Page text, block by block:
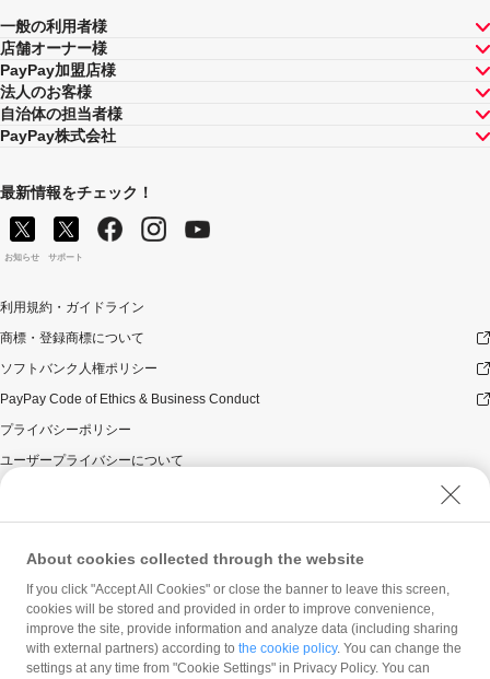
一般の利用者様
店舗オーナー様
PayPay加盟店様
法人のお客様
自治体の担当者様
PayPay株式会社
最新情報をチェック！
お知らせ サポート
利用規約・ガイドライン
商標・登録商標について
ソフトバンク人権ポリシー
PayPay Code of Ethics & Business Conduct
プライバシーポリシー
ユーザープライバシーについて
ウェブサイト利用規約
反社会的勢力に対する方針
勧誘方針
マネロン等基本方針
カスタマーハラスメントに関する当社の考え方
About cookies collected through the website
If you click "Accept All Cookies" or close the banner to leave this screen,
cookies will be stored and provided in order to improve convenience,
improve the site, provide information and analyze data (including sharing
with external partners) according to the cookie policy. You can change the
settings at any time from "Cookie Settings" in Privacy Policy. You can